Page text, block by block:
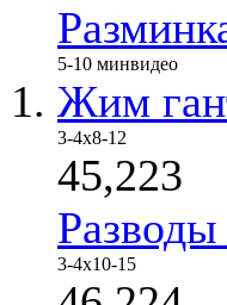
5-10 минвидео
Жим
3-4x8-12
45,223
3-4x10-15